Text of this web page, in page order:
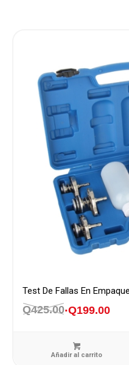
Test De Fallas En
Q425.00
El
Q199.00
El
Añadir al carrito